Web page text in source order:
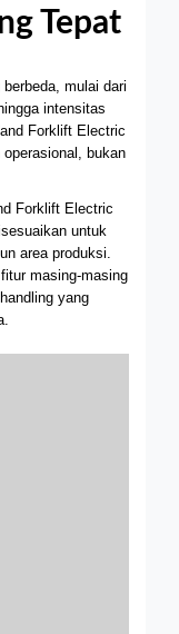
Tepat
mulai dari
intensitas
Forklift Electric
bukan
Forklift Electric
untuk
area produksi.
masing-masing
yang